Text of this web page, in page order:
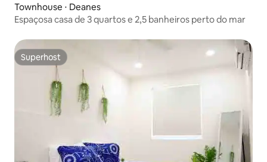
Townhouse ⋅ Deanes
Espaçosa casa de 3 quartos e 2,5 banheiros perto do mar
Superhost
Superhost